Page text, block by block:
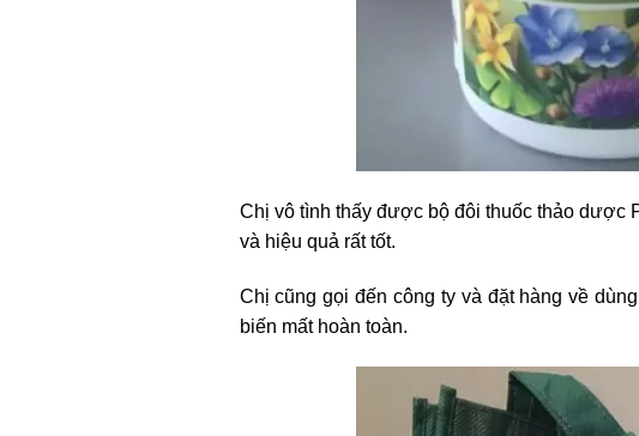
Chị vô tình thấy được bộ đôi thuốc thảo dược
và hiệu quả rất tốt.
Chị cũng gọi đến công ty và đặt hàng về
biến mất hoàn toàn.